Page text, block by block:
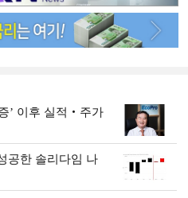
’ 이후 실적‧주가
공한 솔리다임 나